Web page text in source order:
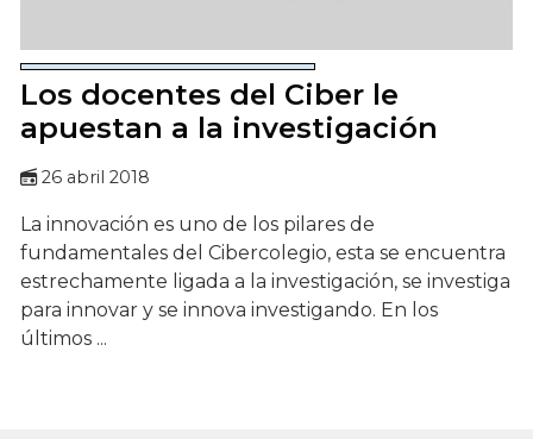
Los docentes del Ciber le
apuestan a la investigación
26 abril 2018
La innovación es uno de los pilares de
fundamentales del Cibercolegio, esta se encuentra
estrechamente ligada a la investigación, se investiga
para innovar y se innova investigando. En los
últimos ...